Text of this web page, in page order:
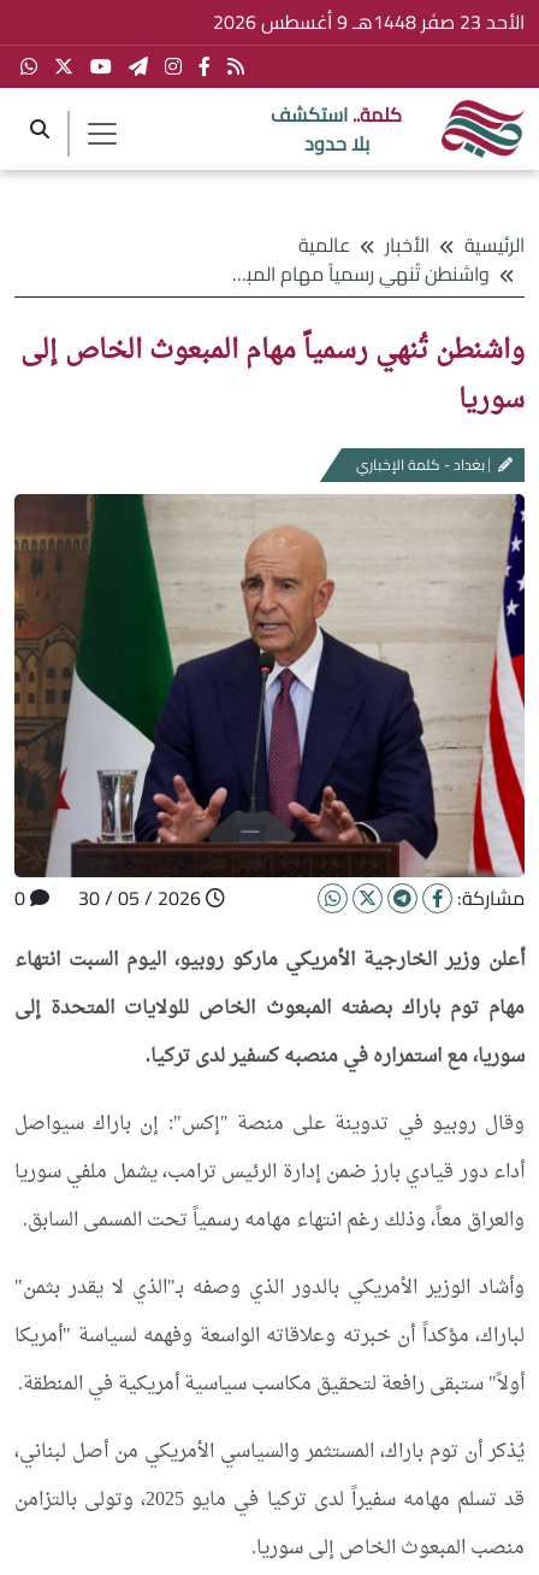
الأحد 23 صفَر 1448هـ 9 أغسطس 2026
كلمة..استكشف
بلا حدود
الرئيسية الأخبار
عالمية
واشنطن تُنهي رسمياً مهام المبعوث الخاص إلى سوريا
واشنطن تُنهي رسمياً مهام المبعوث الخاص إلى
سوريا
بغداد - كلمة الإخباري
مشاركة:
أعلن وزير الخارجية الأمريكي ماركو روبيو، اليوم السبت انتهاء
مهام توم باراك بصفته المبعوث الخاص للولايات المتحدة إلى
سوريا، مع استمراره في منصبه كسفير لدى تركيا.
وقال روبيو في تدوينة على منصة "إكس": إن باراك سيواصل
أداء دور قيادي بارز ضمن إدارة الرئيس ترامب، يشمل ملفي سوريا
والعراق معاً، وذلك رغم انتهاء مهامه رسمياً تحت المسمى السابق.
وأشاد الوزير الأمريكي بالدور الذي وصفه بـ"الذي لا يقدر بثمن"
لباراك، مؤكداً أن خبرته وعلاقاته الواسعة وفهمه لسياسة "أمريكا
أولاً" ستبقى رافعة لتحقيق مكاسب سياسية أمريكية في المنطقة.
يُذكر أن توم باراك، المستثمر والسياسي الأمريكي من أصل لبناني،
قد تسلم مهامه سفيراً لدى تركيا في مايو 2025، وتولى بالتزامن
منصب المبعوث الخاص إلى سوريا.